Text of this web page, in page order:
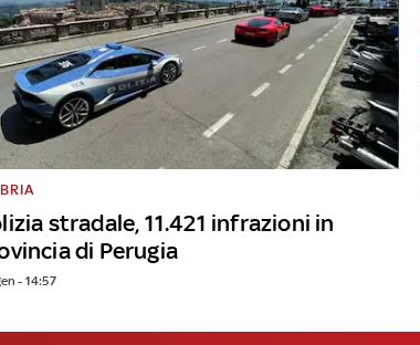
stradale, 11.421 infrazioni in
di Perugia
- 14:57